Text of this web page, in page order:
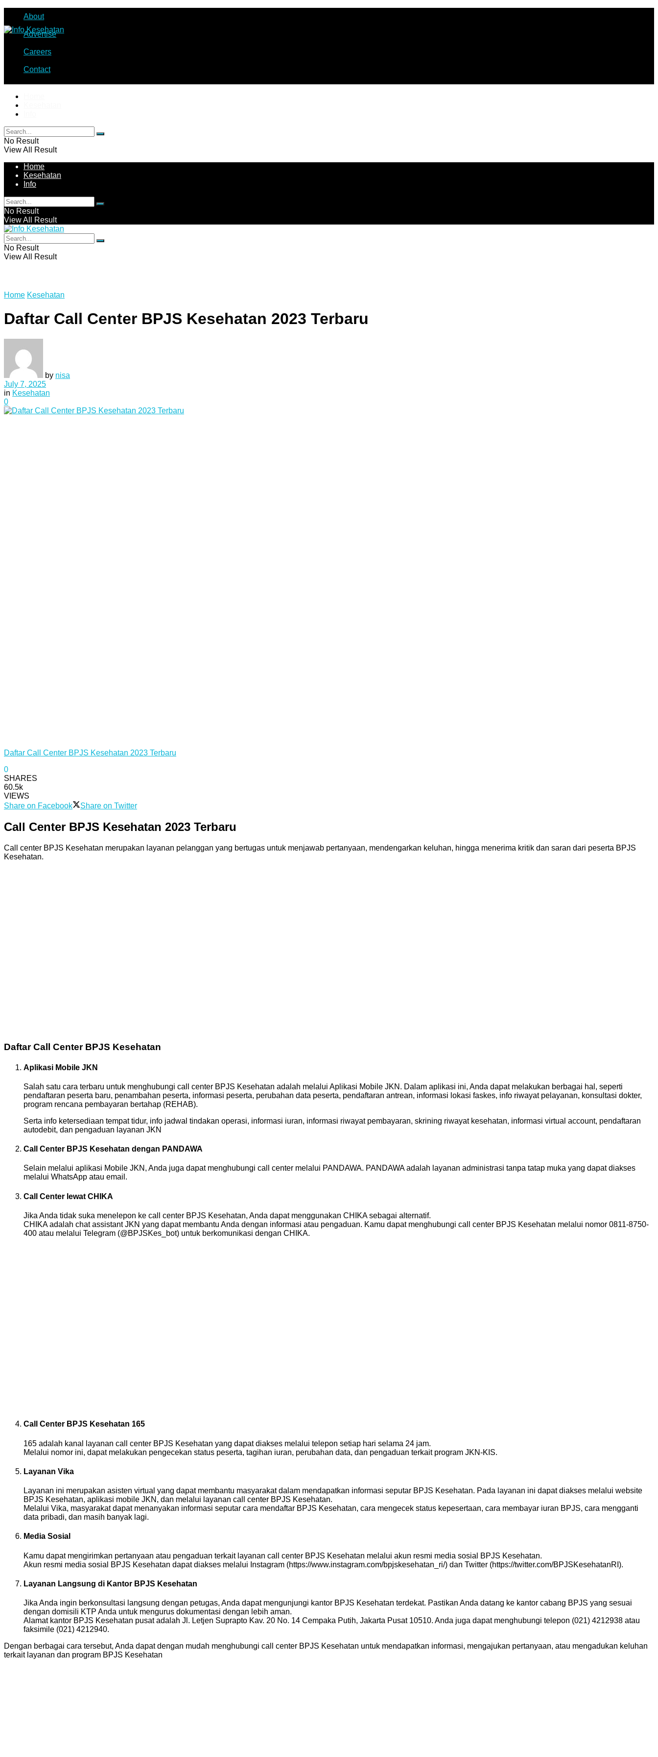
About
Advertise
Careers
Contact
No Result
View All Result
Home
Kesehatan
Info
No Result
View All Result
No Result
View All Result
Home Kesehatan
Daftar Call Center BPJS Kesehatan 2023 Terbaru
by nisa
July 7, 2025
in Kesehatan
0
Daftar Call Center BPJS Kesehatan 2023 Terbaru
0
SHARES
60.5k
VIEWS
Share on Facebook
Share on Twitter
Call Center BPJS Kesehatan 2023 Terbaru
Call center BPJS Kesehatan merupakan layanan pelanggan yang bertugas untuk menjawab pertanyaan, mendengarkan keluhan, hingga menerima kritik dan saran dari peserta BPJS
Kesehatan.
Daftar Call Center BPJS Kesehatan
Aplikasi Mobile JKN
Salah satu cara terbaru untuk menghubungi call center BPJS Kesehatan adalah melalui Aplikasi Mobile JKN. Dalam aplikasi ini, Anda dapat melakukan berbagai hal, seperti
pendaftaran peserta baru, penambahan peserta, informasi peserta, perubahan data peserta, pendaftaran antrean, informasi lokasi faskes, info riwayat pelayanan, konsultasi dokter,
program rencana pembayaran bertahap (REHAB).
Serta info ketersediaan tempat tidur, info jadwal tindakan operasi, informasi iuran, informasi riwayat pembayaran, skrining riwayat kesehatan, informasi virtual account, pendaftaran
autodebit, dan pengaduan layanan JKN
Call Center BPJS Kesehatan dengan PANDAWA
Selain melalui aplikasi Mobile JKN, Anda juga dapat menghubungi call center melalui PANDAWA. PANDAWA adalah layanan administrasi tanpa tatap muka yang dapat diakses
melalui WhatsApp atau email.
Call Center lewat CHIKA
Jika Anda tidak suka menelepon ke call center BPJS Kesehatan, Anda dapat menggunakan CHIKA sebagai alternatif.
CHIKA adalah chat assistant JKN yang dapat membantu Anda dengan informasi atau pengaduan. Kamu dapat menghubungi call center BPJS Kesehatan melalui nomor 0811-8750-
400 atau melalui Telegram (@BPJSKes_bot) untuk berkomunikasi dengan CHIKA.
Call Center BPJS Kesehatan 165
165 adalah kanal layanan call center BPJS Kesehatan yang dapat diakses melalui telepon setiap hari selama 24 jam.
Melalui nomor ini, dapat melakukan pengecekan status peserta, tagihan iuran, perubahan data, dan pengaduan terkait program JKN-KIS.
Layanan Vika
Layanan ini merupakan asisten virtual yang dapat membantu masyarakat dalam mendapatkan informasi seputar BPJS Kesehatan. Pada layanan ini dapat diakses melalui website
BPJS Kesehatan, aplikasi mobile JKN, dan melalui layanan call center BPJS Kesehatan.
Melalui Vika, masyarakat dapat menanyakan informasi seputar cara mendaftar BPJS Kesehatan, cara mengecek status kepesertaan, cara membayar iuran BPJS, cara mengganti
data pribadi, dan masih banyak lagi.
Media Sosial
Kamu dapat mengirimkan pertanyaan atau pengaduan terkait layanan call center BPJS Kesehatan melalui akun resmi media sosial BPJS Kesehatan.
Akun resmi media sosial BPJS Kesehatan dapat diakses melalui Instagram (https://www.instagram.com/bpjskesehatan_ri/) dan Twitter (https://twitter.com/BPJSKesehatanRI).
Layanan Langsung di Kantor BPJS Kesehatan
Jika Anda ingin berkonsultasi langsung dengan petugas, Anda dapat mengunjungi kantor BPJS Kesehatan terdekat. Pastikan Anda datang ke kantor cabang BPJS yang sesuai
dengan domisili KTP Anda untuk mengurus dokumentasi dengan lebih aman.
Alamat kantor BPJS Kesehatan pusat adalah Jl. Letjen Suprapto Kav. 20 No. 14 Cempaka Putih, Jakarta Pusat 10510. Anda juga dapat menghubungi telepon (021) 4212938 atau
faksimile (021) 4212940.
Dengan berbagai cara tersebut, Anda dapat dengan mudah menghubungi call center BPJS Kesehatan untuk mendapatkan informasi, mengajukan pertanyaan, atau mengadukan keluhan
terkait layanan dan program BPJS Kesehatan